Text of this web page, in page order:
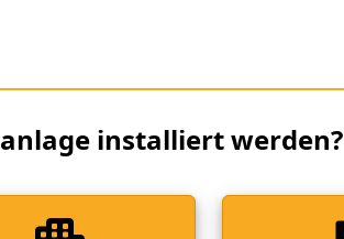
installiert werden?